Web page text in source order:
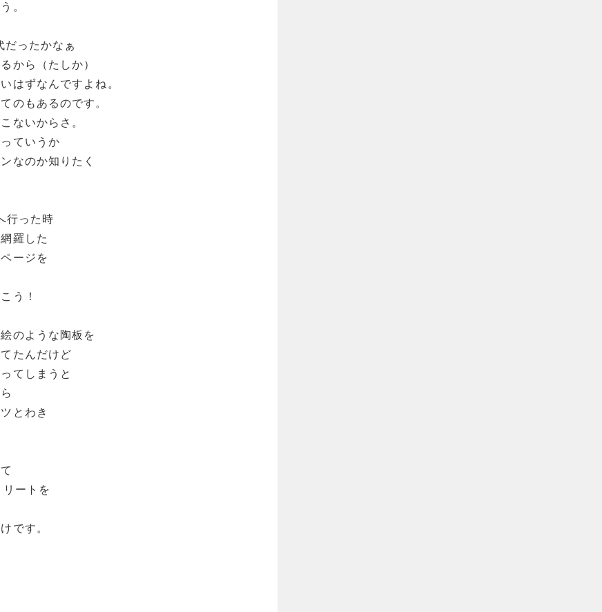
。
だったかなぁ
から（たしか）
はずなんですよね。
のもあるのです。
ないからさ。
ていうか
なのか知りたく
行った時
羅した
ージを
う！
のような陶板を
たんだけど
てしまうと
とわき
ートを
です。